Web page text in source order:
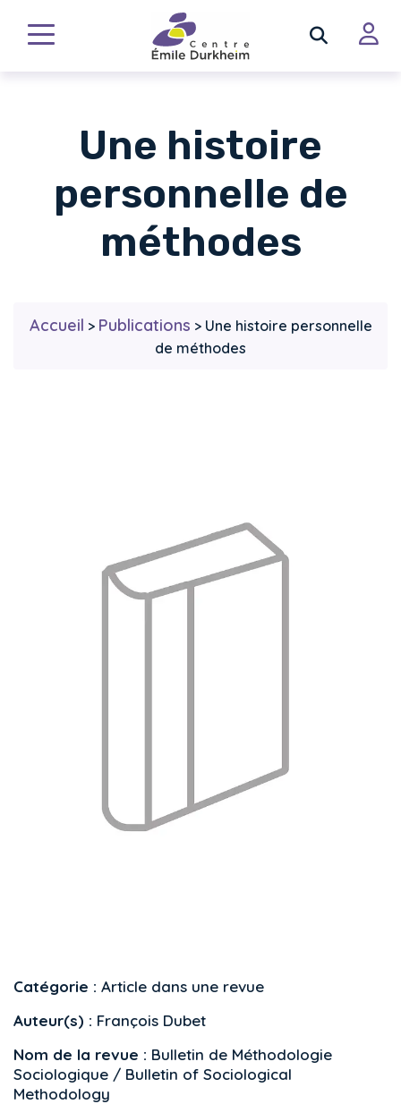
Une histoire
personnelle de
méthodes
Accueil > Publications > Une histoire personnelle
de méthodes
Catégorie : Article dans une revue
Auteur(s) : François Dubet
Nom de la revue : Bulletin de Méthodologie
Sociologique / Bulletin of Sociological
Methodology